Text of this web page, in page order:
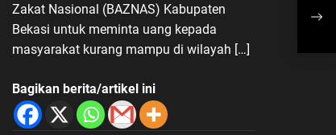
Zakat Nasional (BAZNAS) Kabupaten
Bekasi untuk meminta uang kepada
masyarakat kurang mampu di wilayah […]
Bagikan berita/artikel ini